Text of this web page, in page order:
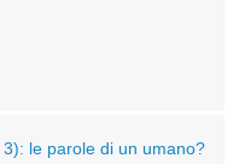
le parole di un umano?